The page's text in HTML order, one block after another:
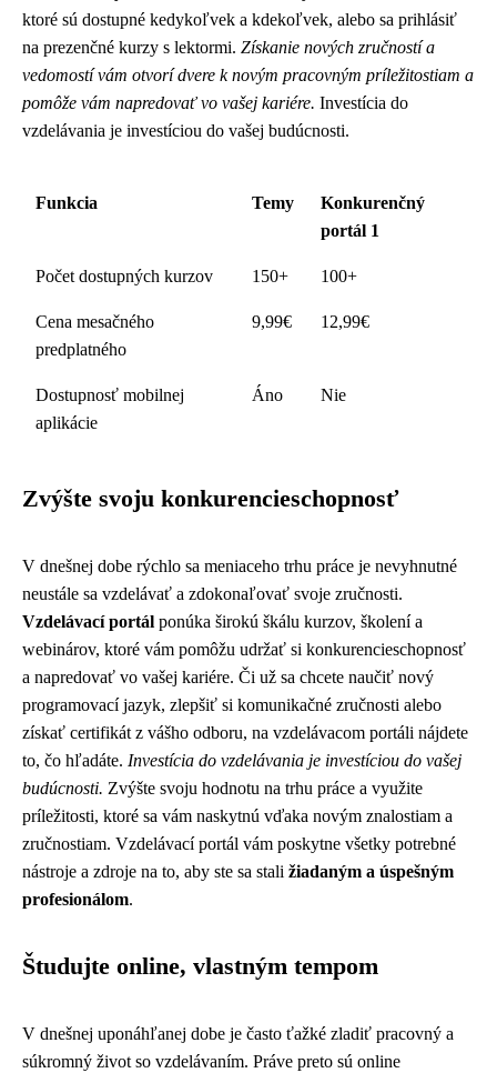
ktoré sú dostupné kedykoľvek a kdekoľvek, alebo sa prihlásiť
na prezenčné kurzy s lektormi. Získanie nových zručností a
vedomostí vám otvorí dvere k novým pracovným príležitostiam a
pomôže vám napredovať vo vašej kariére. Investícia do
vzdelávania je investíciou do vašej budúcnosti.
Funkcia Temy
Konkurenčný
portál 1
Počet dostupných kurzov 150+ 100+
Cena mesačného
predplatného
9,99€ 12,99€
Dostupnosť mobilnej
aplikácie
Áno Nie
Zvýšte svoju konkurencieschopnosť
V dnešnej dobe rýchlo sa meniaceho trhu práce je nevyhnutné
neustále sa vzdelávať a zdokonaľovať svoje zručnosti.
Vzdelávací portál ponúka širokú škálu kurzov, školení a
webinárov, ktoré vám pomôžu udržať si konkurencieschopnosť
a napredovať vo vašej kariére. Či už sa chcete naučiť nový
programovací jazyk, zlepšiť si komunikačné zručnosti alebo
získať certifikát z vášho odboru, na vzdelávacom portáli nájdete
to, čo hľadáte. Investícia do vzdelávania je investíciou do vašej
budúcnosti. Zvýšte svoju hodnotu na trhu práce a využite
príležitosti, ktoré sa vám naskytnú vďaka novým znalostiam a
zručnostiam. Vzdelávací portál vám poskytne všetky potrebné
nástroje a zdroje na to, aby ste sa stali žiadaným a úspešným
profesionálom.
Študujte online, vlastným tempom
V dnešnej uponáhľanej dobe je často ťažké zladiť pracovný a
súkromný život so vzdelávaním. Práve preto sú online